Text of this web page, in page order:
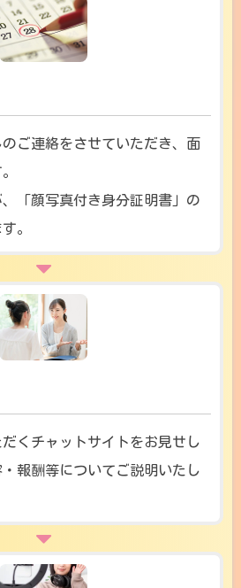
ご連絡をさせていただき、面
「顔写真付き身分証明書」の
。
くチャットサイトをお見せし
報酬等についてご説明いたし